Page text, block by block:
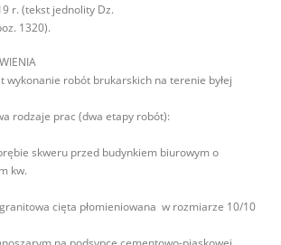
r. (tekst jednolity Dz.
1320).
wykonanie robót brukarskich na terenie byłej
rodzaje prac (dwa etapy robót):
skweru przed budynkiem biurowym o
kw.
cięta płomieniowana w rozmiarze 10/10